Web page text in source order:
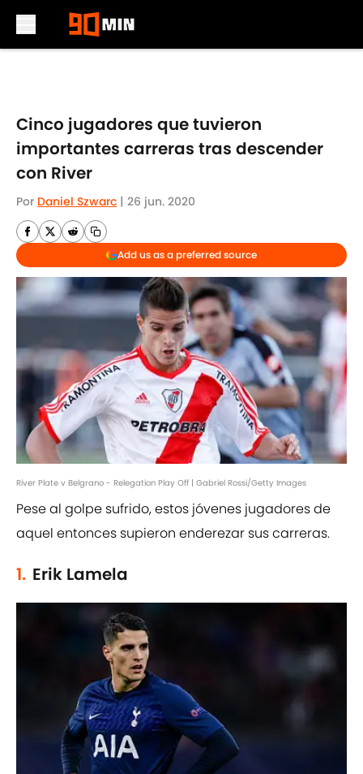
Cinco jugadores que tuvieron
importantes carreras tras descender
con River
Por Daniel Szwarc | 26 jun. 2020
Add us as a preferred source
River Plate v Belgrano - Relegation Play Off | Gabriel Rossi/Getty Images
Pese al golpe sufrido, estos jóvenes jugadores de
aquel entonces supieron enderezar sus carreras.
1. Erik Lamela